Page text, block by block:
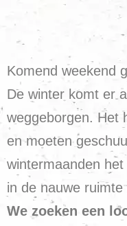
Komend weekend
De winter komt er
weggeborgen. Het
en moeten
wintermaanden
in de nauwe
We zoeken een